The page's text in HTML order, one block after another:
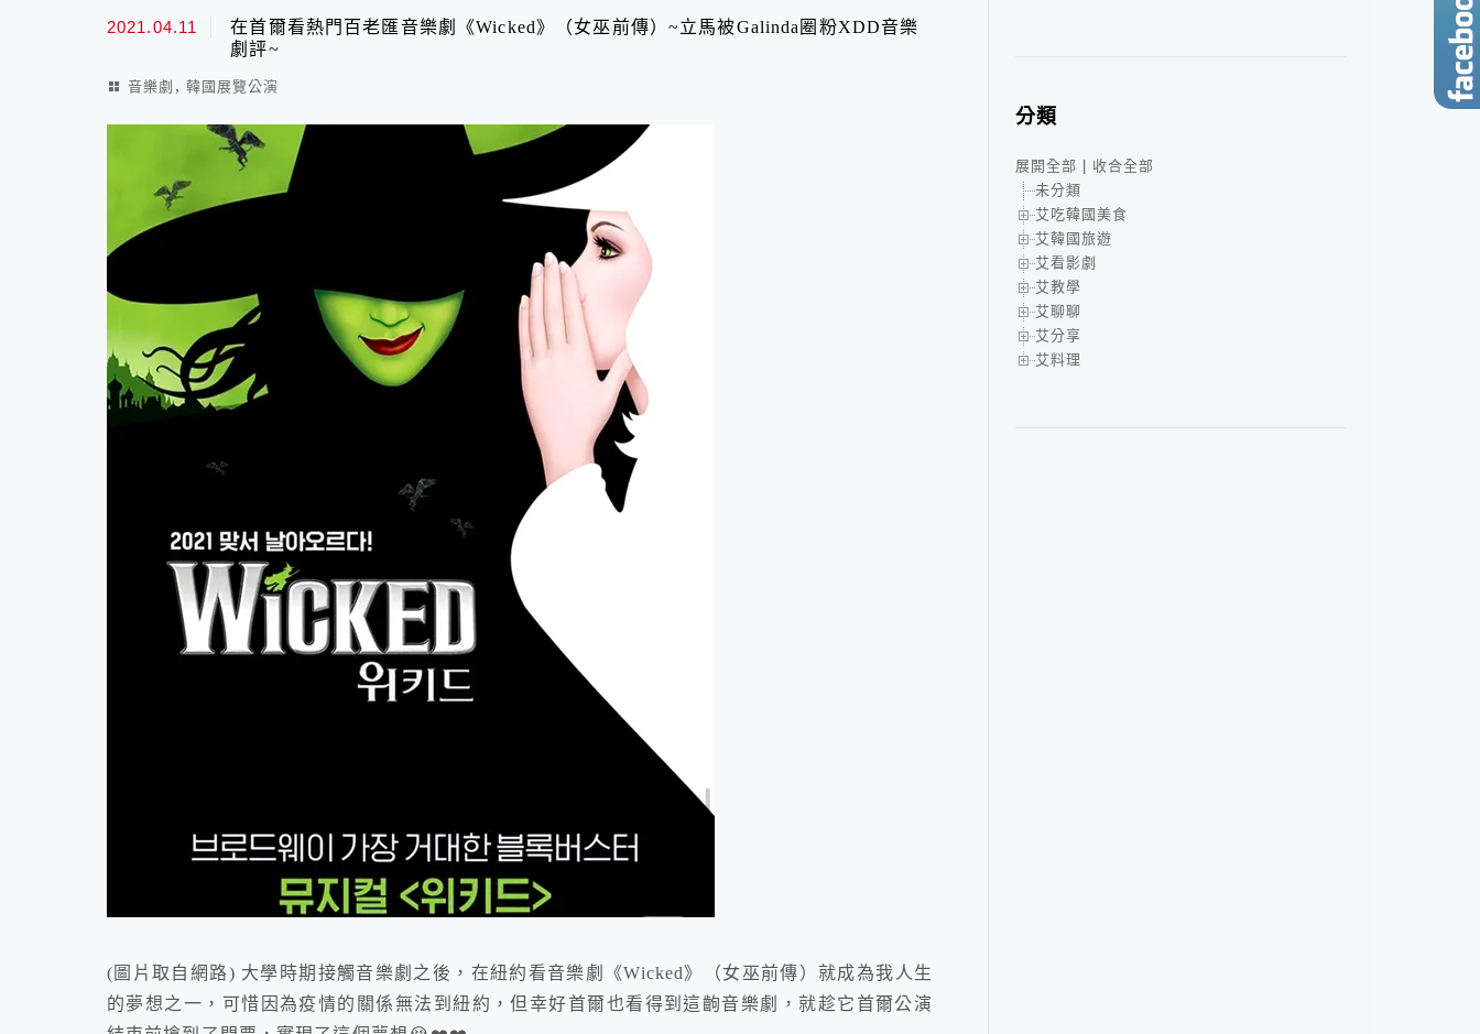
2021.04.11
在首爾看熱門百老匯音樂劇《Wicked》（女巫前傳）~立馬被Galinda圈粉XDD音樂
劇評~
音樂劇 , 韓國展覽公演
(圖片取自網路) 大學時期接觸音樂劇之後，在紐約看音樂劇《Wicked》（女巫前傳）就成為我人生
的夢想之一，可惜因為疫情的關係無法到紐約，但幸好首爾也看得到這齣音樂劇，就趁它首爾公演
分類
展開全部
收合全部
未分類
艾吃韓國美食
艾韓國旅遊
艾看影劇
艾教學
艾聊聊
艾分享
艾料理